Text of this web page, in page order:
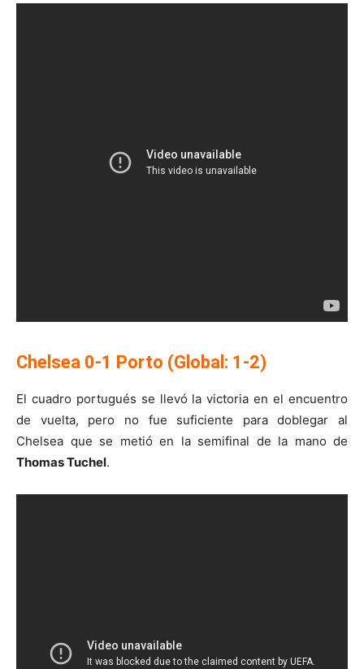
Chelsea 0-1 Porto (Global: 1-2)
El cuadro portugués se llevó la victoria en el encuentro
de vuelta, pero no fue suficiente para doblegar al
Chelsea que se metió en la semifinal de la mano de
Thomas Tuchel.